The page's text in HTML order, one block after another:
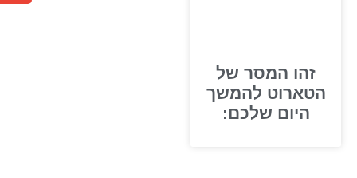
זהו המסר של
הטארוט להמשך
היום שלכם: